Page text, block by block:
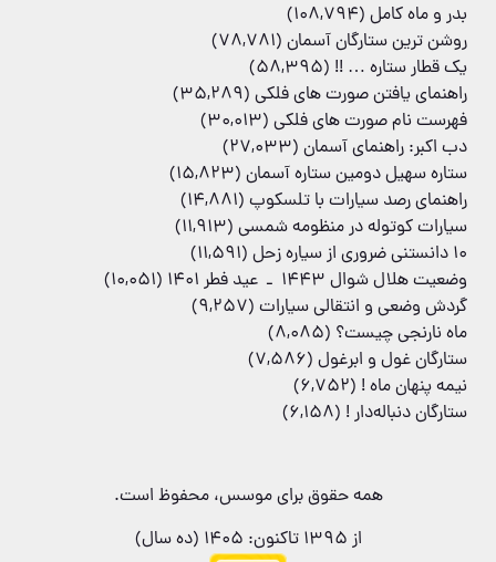
بدر و ماه کامل (108,794)
روشن ترین ستارگان آسمان (78,781)
یک قطار ستاره … !! (58,395)
راهنمای یافتن صورت های فلکی (35,289)
فهرست نام صورت های فلکی (30,013)
دب اکبر: راهنمای آسمان (27,033)
ستاره سهیل دومین ستاره آسمان (15,823)
راهنمای رصد سیارات با تلسکوپ (14,881)
سیارات کوتوله در منظومه شمسی (11,913)
۱۰ دانستنی ضروری از سیاره زحل
(11,591)
وضعیت هلال شوال 1443 ـ عید فطر 1401
(10,051)
گردش وضعی و انتقالی سیارات (9,257)
ماه نارنجی چیست؟ (8,085)
ستارگان غول و ابرغول (7,586)
نیمه پنهان ماه ! (6,752)
ستارگان دنباله‌دار ! (6,158)
همه حقوق برای موسس، محفوظ است.
از 1395 تاکنون: 1405 (ده سال)